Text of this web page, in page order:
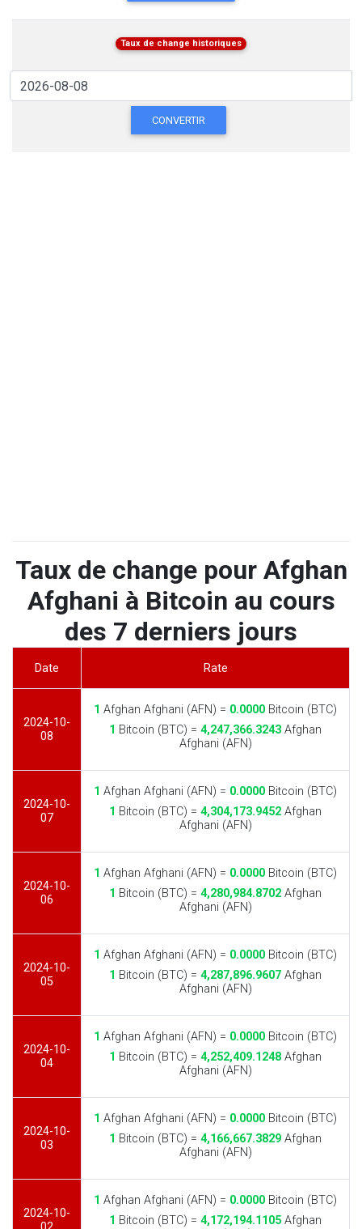
Taux de change historiques
CONVERTIR
Taux de change pour Afghan
Afghani à Bitcoin au cours
des 7 derniers jours
Date Rate
2024-10-
08
1 Afghan Afghani (AFN) = 0.0000 Bitcoin (BTC)
1 Bitcoin (BTC) = 4,247,366.3243 Afghan
Afghani (AFN)
2024-10-
07
1 Afghan Afghani (AFN) = 0.0000 Bitcoin (BTC)
1 Bitcoin (BTC) = 4,304,173.9452 Afghan
Afghani (AFN)
2024-10-
06
1 Afghan Afghani (AFN) = 0.0000 Bitcoin (BTC)
1 Bitcoin (BTC) = 4,280,984.8702 Afghan
Afghani (AFN)
2024-10-
05
1 Afghan Afghani (AFN) = 0.0000 Bitcoin (BTC)
1 Bitcoin (BTC) = 4,287,896.9607 Afghan
Afghani (AFN)
2024-10-
04
1 Afghan Afghani (AFN) = 0.0000 Bitcoin (BTC)
1 Bitcoin (BTC) = 4,252,409.1248 Afghan
Afghani (AFN)
2024-10-
03
1 Afghan Afghani (AFN) = 0.0000 Bitcoin (BTC)
1 Bitcoin (BTC) = 4,166,667.3829 Afghan
Afghani (AFN)
2024-10-
1 Afghan Afghani (AFN) = 0.0000 Bitcoin (BTC)
1 Bitcoin (BTC) = 4,172,194.1105 Afghan